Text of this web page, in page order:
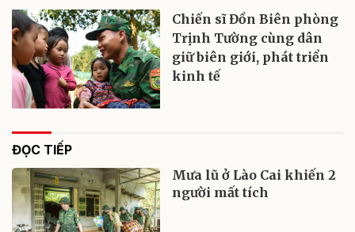
Chiến sĩ Đồn Biên phòng
Trịnh Tường cùng dân
giữ biên giới, phát triển
kinh tế
ĐỌC TIẾP
Mưa lũ ở Lào Cai khiến 2
người mất tích